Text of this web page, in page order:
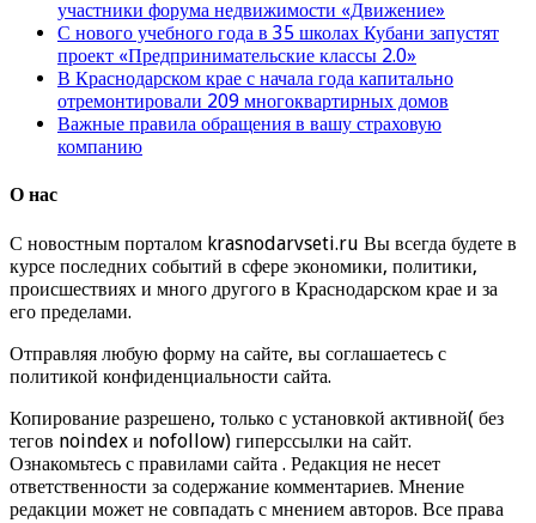
участники форума недвижимости «Движение»
С нового учебного года в 35 школах Кубани запустят
проект «Предпринимательские классы 2.0»
В Краснодарском крае с начала года капитально
отремонтировали 209 многоквартирных домов
Важные правила обращения в вашу страховую
компанию
О нас
С новостным порталом krasnodarvseti.ru Вы всегда будете в
курсе последних событий в сфере экономики, политики,
происшествиях и много другого в Краснодарском крае и за
его пределами.
Отправляя любую форму на сайте, вы соглашаетесь с
политикой конфиденциальности сайта.
Копирование разрешено, только с установкой активной( без
тегов noindex и nofollow) гиперссылки на сайт.
Ознакомьтесь с правилами сайта . Редакция не несет
ответственности за содержание комментариев. Мнение
редакции может не совпадать с мнением авторов. Все права